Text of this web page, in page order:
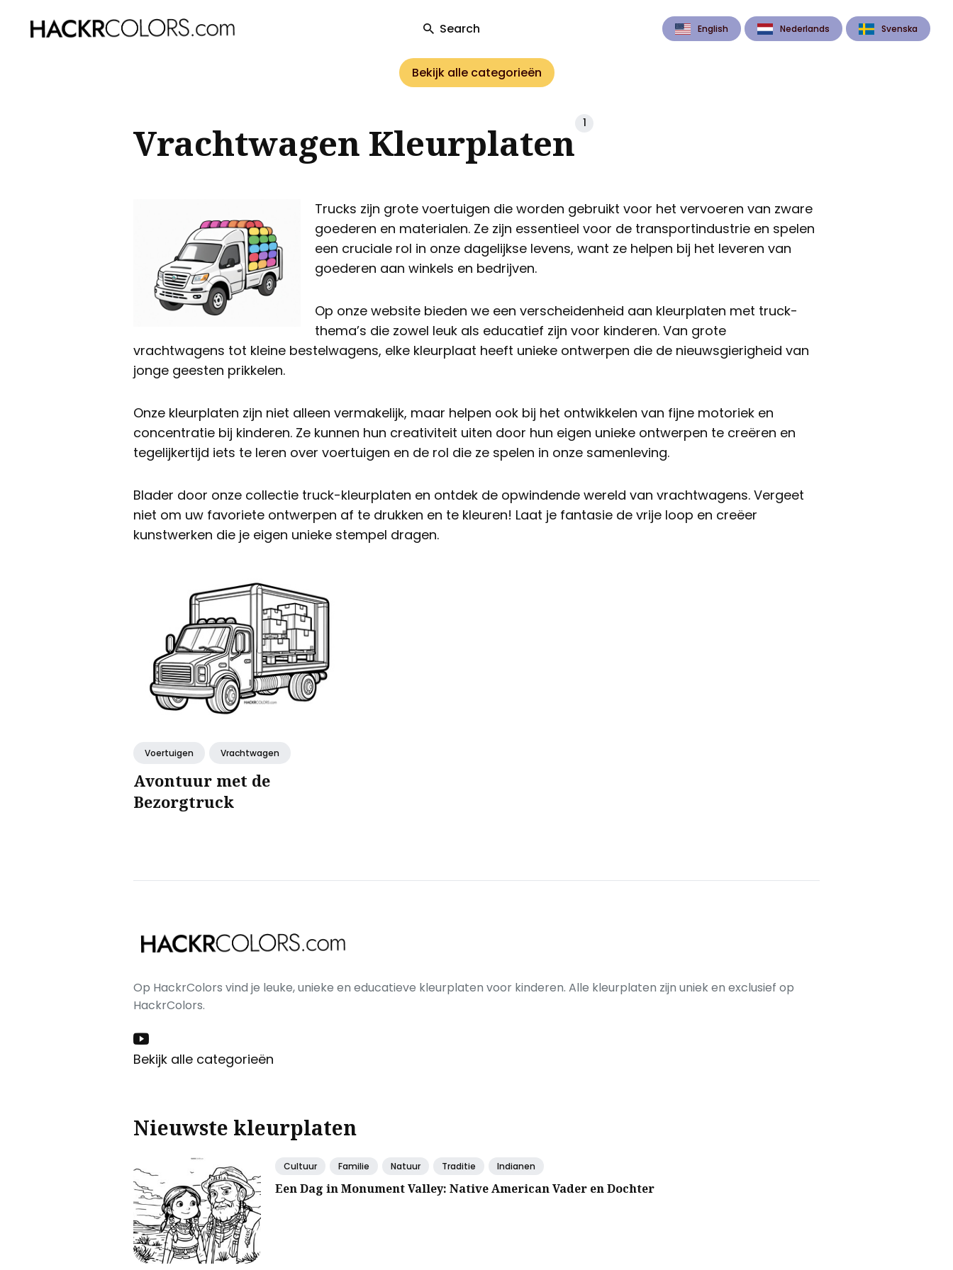
Search English Nederlands Svenska
Bekijk alle categorieën
Vrachtwagen Kleurplaten 1
Trucks zijn grote voertuigen die worden gebruikt voor het vervoeren van zware
goederen en materialen. Ze zijn essentieel voor de transportindustrie en spelen
een cruciale rol in onze dagelijkse levens, want ze helpen bij het leveren van
goederen aan winkels en bedrijven.
Op onze website bieden we een verscheidenheid aan kleurplaten met truck-
thema’s die zowel leuk als educatief zijn voor kinderen. Van grote
vrachtwagens tot kleine bestelwagens, elke kleurplaat heeft unieke ontwerpen die de nieuwsgierigheid van
jonge geesten prikkelen.
Onze kleurplaten zijn niet alleen vermakelijk, maar helpen ook bij het ontwikkelen van fijne motoriek en
concentratie bij kinderen. Ze kunnen hun creativiteit uiten door hun eigen unieke ontwerpen te creëren en
tegelijkertijd iets te leren over voertuigen en de rol die ze spelen in onze samenleving.
Blader door onze collectie truck-kleurplaten en ontdek de opwindende wereld van vrachtwagens. Vergeet
niet om uw favoriete ontwerpen af te drukken en te kleuren! Laat je fantasie de vrije loop en creëer
kunstwerken die je eigen unieke stempel dragen.
Voertuigen Vrachtwagen
Avontuur met de
Bezorgtruck
Op HackrColors vind je leuke, unieke en educatieve kleurplaten voor kinderen. Alle kleurplaten zijn uniek en exclusief op
HackrColors.
Bekijk alle categorieën
Nieuwste kleurplaten
Cultuur Familie Natuur Traditie Indianen
Een Dag in Monument Valley: Native American Vader en Dochter